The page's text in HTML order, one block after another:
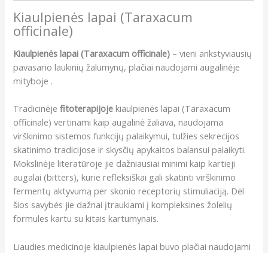
Kiaulpienės lapai (Taraxacum
officinale)
Kiaulpienės lapai (Taraxacum officinale) – vieni ankstyviausių
pavasario laukinių žalumynų, plačiai naudojami augalinėje
mityboje .
Tradicinėjefitoterapijoje kiaulpienės lapai (Taraxacum
officinale) vertinami kaip augalinė žaliava, naudojama
virškinimo sistemos funkcijų palaikymui, tulžies sekrecijos
skatinimo tradicijose ir skysčių apykaitos balansui palaikyti.
Mokslinėje literatūroje jie dažniausiai minimi kaip kartieji
augalai (bitters), kurie refleksiškai gali skatinti virškinimo
fermentų aktyvumą per skonio receptorių stimuliaciją. Dėl
šios savybės jie dažnai įtraukiami į kompleksines žolelių
formules kartu su kitais kartumynais.
Liaudies medicinoje kiaulpienės lapai buvo plačiai naudojami